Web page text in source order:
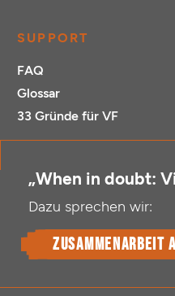
SUPPORT
FAQ
Glossar
33 Gründe für VF
„When in doubt:
Dazu sprechen wir:
Zusammenarbeit